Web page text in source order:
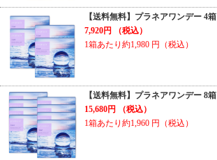
【送料無料】プラネアワンデー 4箱
7,920円
（税込）
1箱あたり約1,980 円（税込）
【送料無料】プラネアワンデー 8箱
15,680円
（税込）
1箱あたり約1,960 円（税込）